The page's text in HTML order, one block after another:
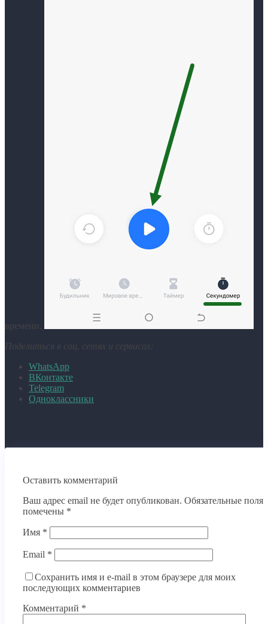
времени.
Поделиться в соц. сетях и сервисах:
WhatsApp
ВКонтакте
Telegram
Одноклассники
Оставить комментарий
Ваш адрес email не будет опубликован. Обязательные поля
помечены *
Имя *
Email *
Сохранить имя и e-mail в этом браузере для моих
последующих комментариев
Комментарий *